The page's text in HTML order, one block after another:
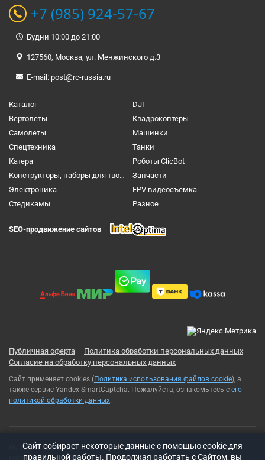
+7 (985) 924-57-67
Будни 10:00 до 21:00
127560, Москва, ул. Менжинского д.3
E-mail: post@rc-russia.ru
Каталог
DJI
Вертолеты
Квадрокоптеры
Самолеты
Машинки
Спецтехника
Танки
Катера
Роботы ClicBot
Конструкторы, наборы для творчества и настольные игры
Запчасти
Электроника
FPV видеосъемка
Cтедикамы
Разное
SEO-продвижение сайтов
Публичная оферта
Политика обработки персональных данных
Согласие на обработку персональных данных
Сайт применяет cookies (Политика использования файлов cookie), а
также сервис Yandex SmartCaptcha. Пожалуйста, ознакомьтесь с его
политикой обработки данных.
RC-Russia 2013-2026© Все права защищены. Использование
материалов с сайта возможно только с разрешения
Cайт собирает некоторые данные с помощью cookie для
правильной работы. Продолжая работать с Сайтом, вы